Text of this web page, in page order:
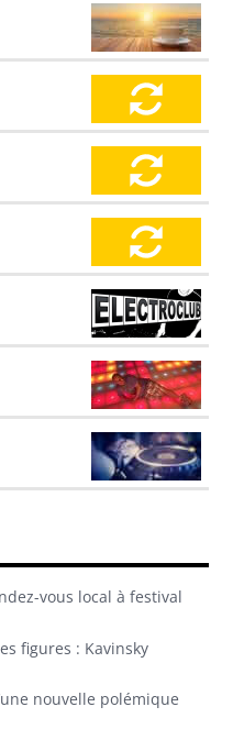
vous local à festival
figures : Kavinsky
nouvelle polémique